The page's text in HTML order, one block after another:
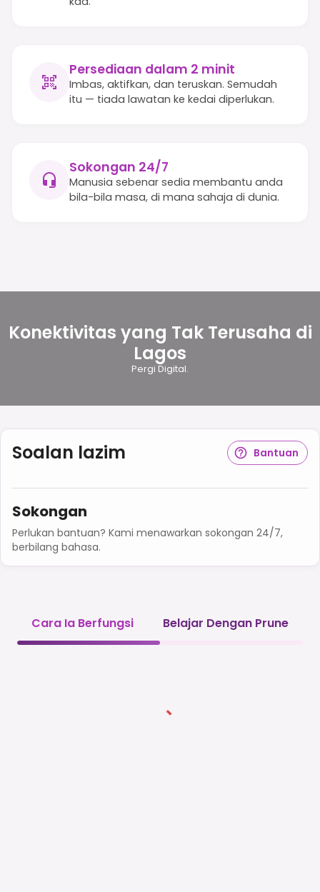
Persediaan dalam 2 minit
Imbas, aktifkan, dan teruskan. Semudah
itu — tiada lawatan ke kedai diperlukan.
Sokongan 24/7
Manusia sebenar sedia membantu anda
bila-bila masa, di mana sahaja di dunia.
Konektivitas yang Tak Terusaha di
Lagos
Pergi Digital.
Soalan lazim Bantuan
Sokongan
Perlukan bantuan? Kami menawarkan sokongan 24/7,
berbilang bahasa.
Cara Ia Berfungsi Belajar Dengan Prune